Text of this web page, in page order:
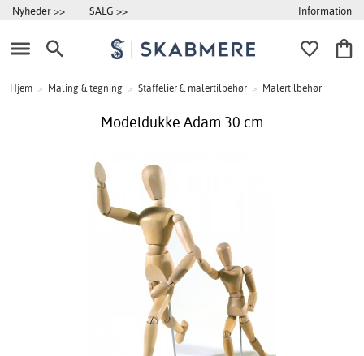
Nyheder >> SALG >> Information
Hjem > Maling & tegning > Staffelier & malertilbehør > Malertilbehør
Modeldukke Adam 30 cm